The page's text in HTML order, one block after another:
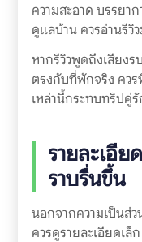
ความสะอาด บรรยา
ดูแลบ้าน ควรอ่านรีวิ
หากรีวิวพูดถึงเสียงร
ตรงกับที่พักจริง ควร
เหล่านี้กระทบทริปคู่
รายละเอี
ราบรื่นขึ้น
นอกจากความเป็นส่
ควรดูรายละเอียดเ